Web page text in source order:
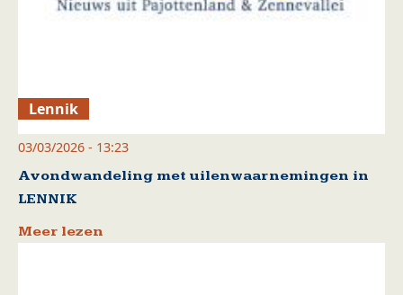
Lennik
03/03/2026 - 13:23
Avondwandeling met uilenwaarnemingen in
LENNIK
Meer lezen